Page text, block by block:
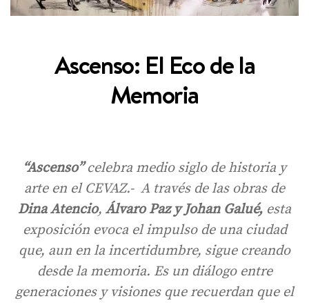
Ascenso: El Eco de la
Memoria
“Ascenso”celebra medio siglo de historia y
arte en el CEVAZ.- A través de las obras de
Dina Atencio, Álvaro Paz y Johan Galué, esta
exposición evoca el impulso de una ciudad
que, aun en la incertidumbre, sigue creando
desde la memoria. Es un diálogo entre
generaciones y visiones que recuerdan que el